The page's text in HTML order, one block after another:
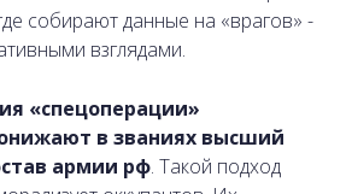
собирают данные на «врагов» -
взглядами.
«спецоперации»
в званиях высший
армии рф. Такой подход